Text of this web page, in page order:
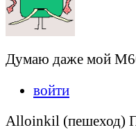
Думаю даже мой
войти
Alloinkil (пешеход)